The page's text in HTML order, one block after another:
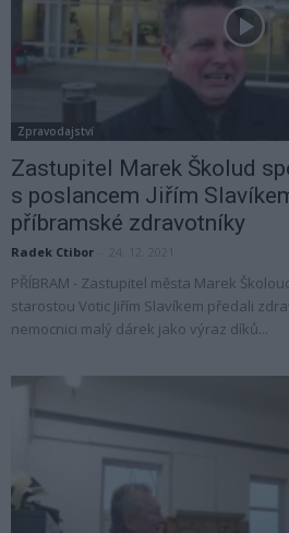
Zpravodajství
Zastupitel Marek Školud
s poslancem Jiřím
příbramské zdravotníky
Radek Ctibor
PŘÍBRAM - Zastupitel města Marek
starostou Votic Jiřím Slavíkem předali
nemocnici malý dárek jako výraz díků...